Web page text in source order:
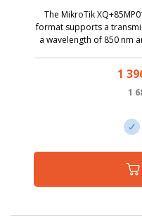
The MikroTik
format supports a
a wavelength of 850 nm
1
1